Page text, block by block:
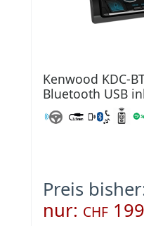
Kenwood KDC-
Bluetooth USB
Preis
nur: CHF